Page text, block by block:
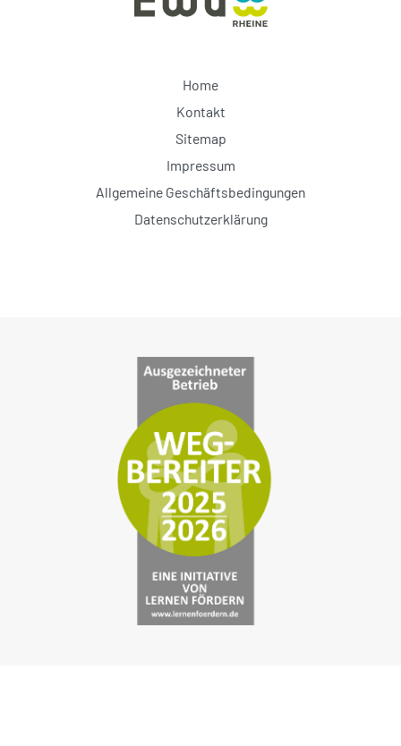
Home
Kontakt
Sitemap
Impressum
Allgemeine Geschäftsbedingungen
Datenschutzerklärung